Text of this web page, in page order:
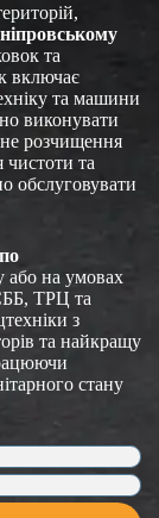
та
включає
та машини
виконувати
розчищення
чистоти та
обслуговувати
або на умовах
ТРЦ та
з
та найкращу
стану